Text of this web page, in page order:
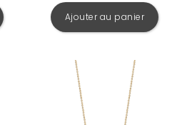
Ajouter au panier